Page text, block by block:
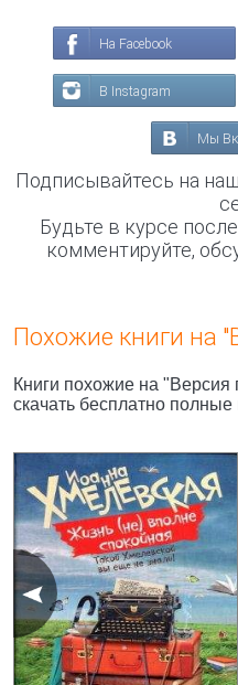
На Facebook
В Instagram
Мы
Подписывайтесь на
Будьте в курсе
комментируйте,
Похожие книги на
Книги похожие на "Версия
скачать бесплатно полные